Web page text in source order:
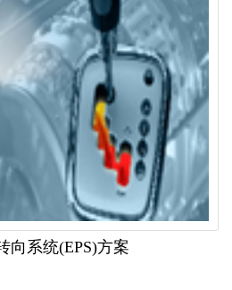
向系统(EPS)方案